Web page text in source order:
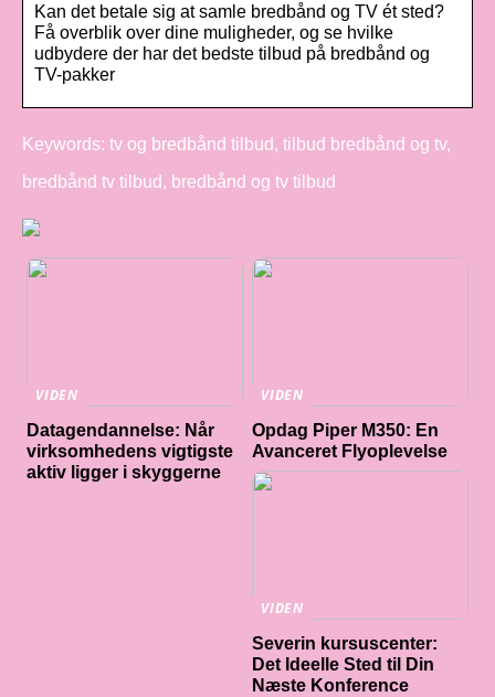
Kan det betale sig at samle bredbånd og TV ét sted?
Få overblik over dine muligheder, og se hvilke
udbydere der har det bedste tilbud på bredbånd og
TV-pakker
Keywords: tv og bredbånd tilbud, tilbud bredbånd og tv,
bredbånd tv tilbud, bredbånd og tv tilbud
VIDEN
Datagendannelse: Når
virksomhedens vigtigste
aktiv ligger i skyggerne
VIDEN
Opdag Piper M350: En
Avanceret Flyoplevelse
VIDEN
Severin kursuscenter:
Det Ideelle Sted til Din
Næste Konference